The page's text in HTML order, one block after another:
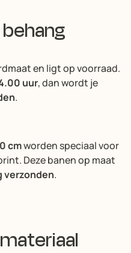
en ligt op voorraad.
uur, dan wordt je
.
cmworden speciaal voor
Deze banen op maat
verzonden.